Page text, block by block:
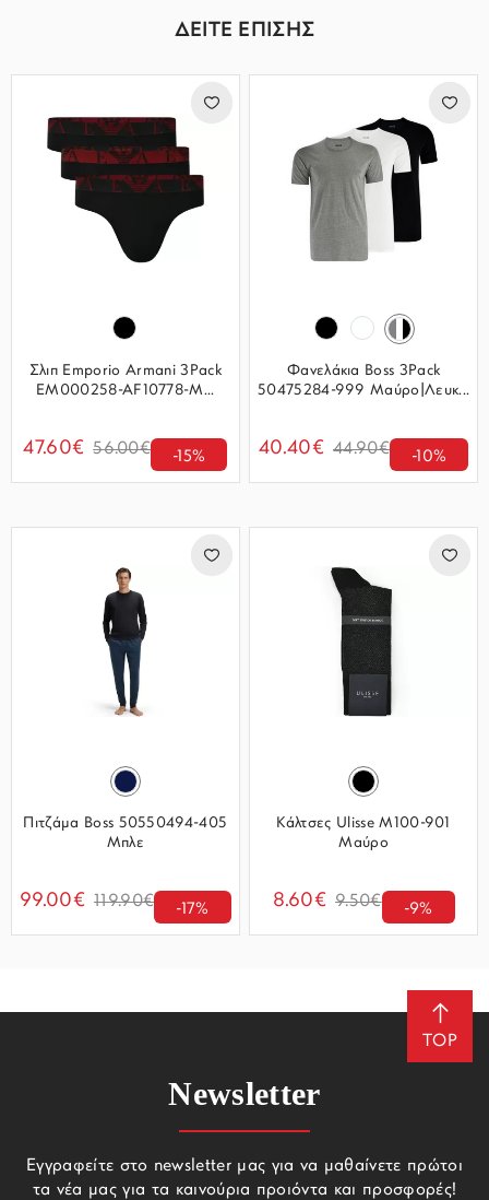
ΔΕΙΤΕ ΕΠΙΣΗΣ
Σλιπ Emporio Armani 3Pack
EM000258-AF10778-M...
47.60€ 56.00€ -15%
Φανελάκια Boss 3Pack
50475284-999 Μαύρο|Λευκ...
40.40€ 44.90€ -10%
Πιτζάμα Boss 50550494-405
Μπλε
99.00€ 119.90€ -17%
Κάλτσες Ulisse M100-901
Μαύρο
8.60€ 9.50€ -9%
TOP
Newsletter
Εγγραφείτε στο newsletter μας για να μαθαίνετε πρώτοι
τα νέα μας για τα καινούρια προιόντα και προσφορές!